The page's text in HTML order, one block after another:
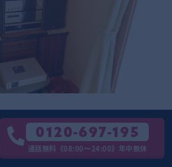
を紹介してきましたが、い
っておくと便利な情報もあ
0120-697-195
通話無料《08:00〜24:00》年中無休